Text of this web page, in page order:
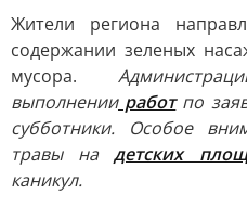
Жители региона
содержании зеленых
мусора.
выполненииработпо
субботники. Особое
травы надетских
каникул.